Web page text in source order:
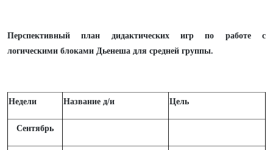
Перспективный план дидактических игр по работе с
логическими блоками Дьенеша для средней группы.
Недели Название д/и Цель
Сентябрь